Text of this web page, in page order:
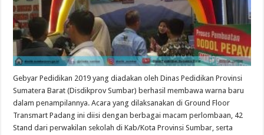
Gebyar Pedidikan 2019 yang diadakan oleh Dinas Pedidikan Provinsi
Sumatera Barat (Disdikprov Sumbar) berhasil membawa warna baru
dalam penampilannya. Acara yang dilaksanakan di Ground Floor
Transmart Padang ini diisi dengan berbagai macam perlombaan, 42
Stand dari perwakilan sekolah di Kab/Kota Provinsi Sumbar, serta